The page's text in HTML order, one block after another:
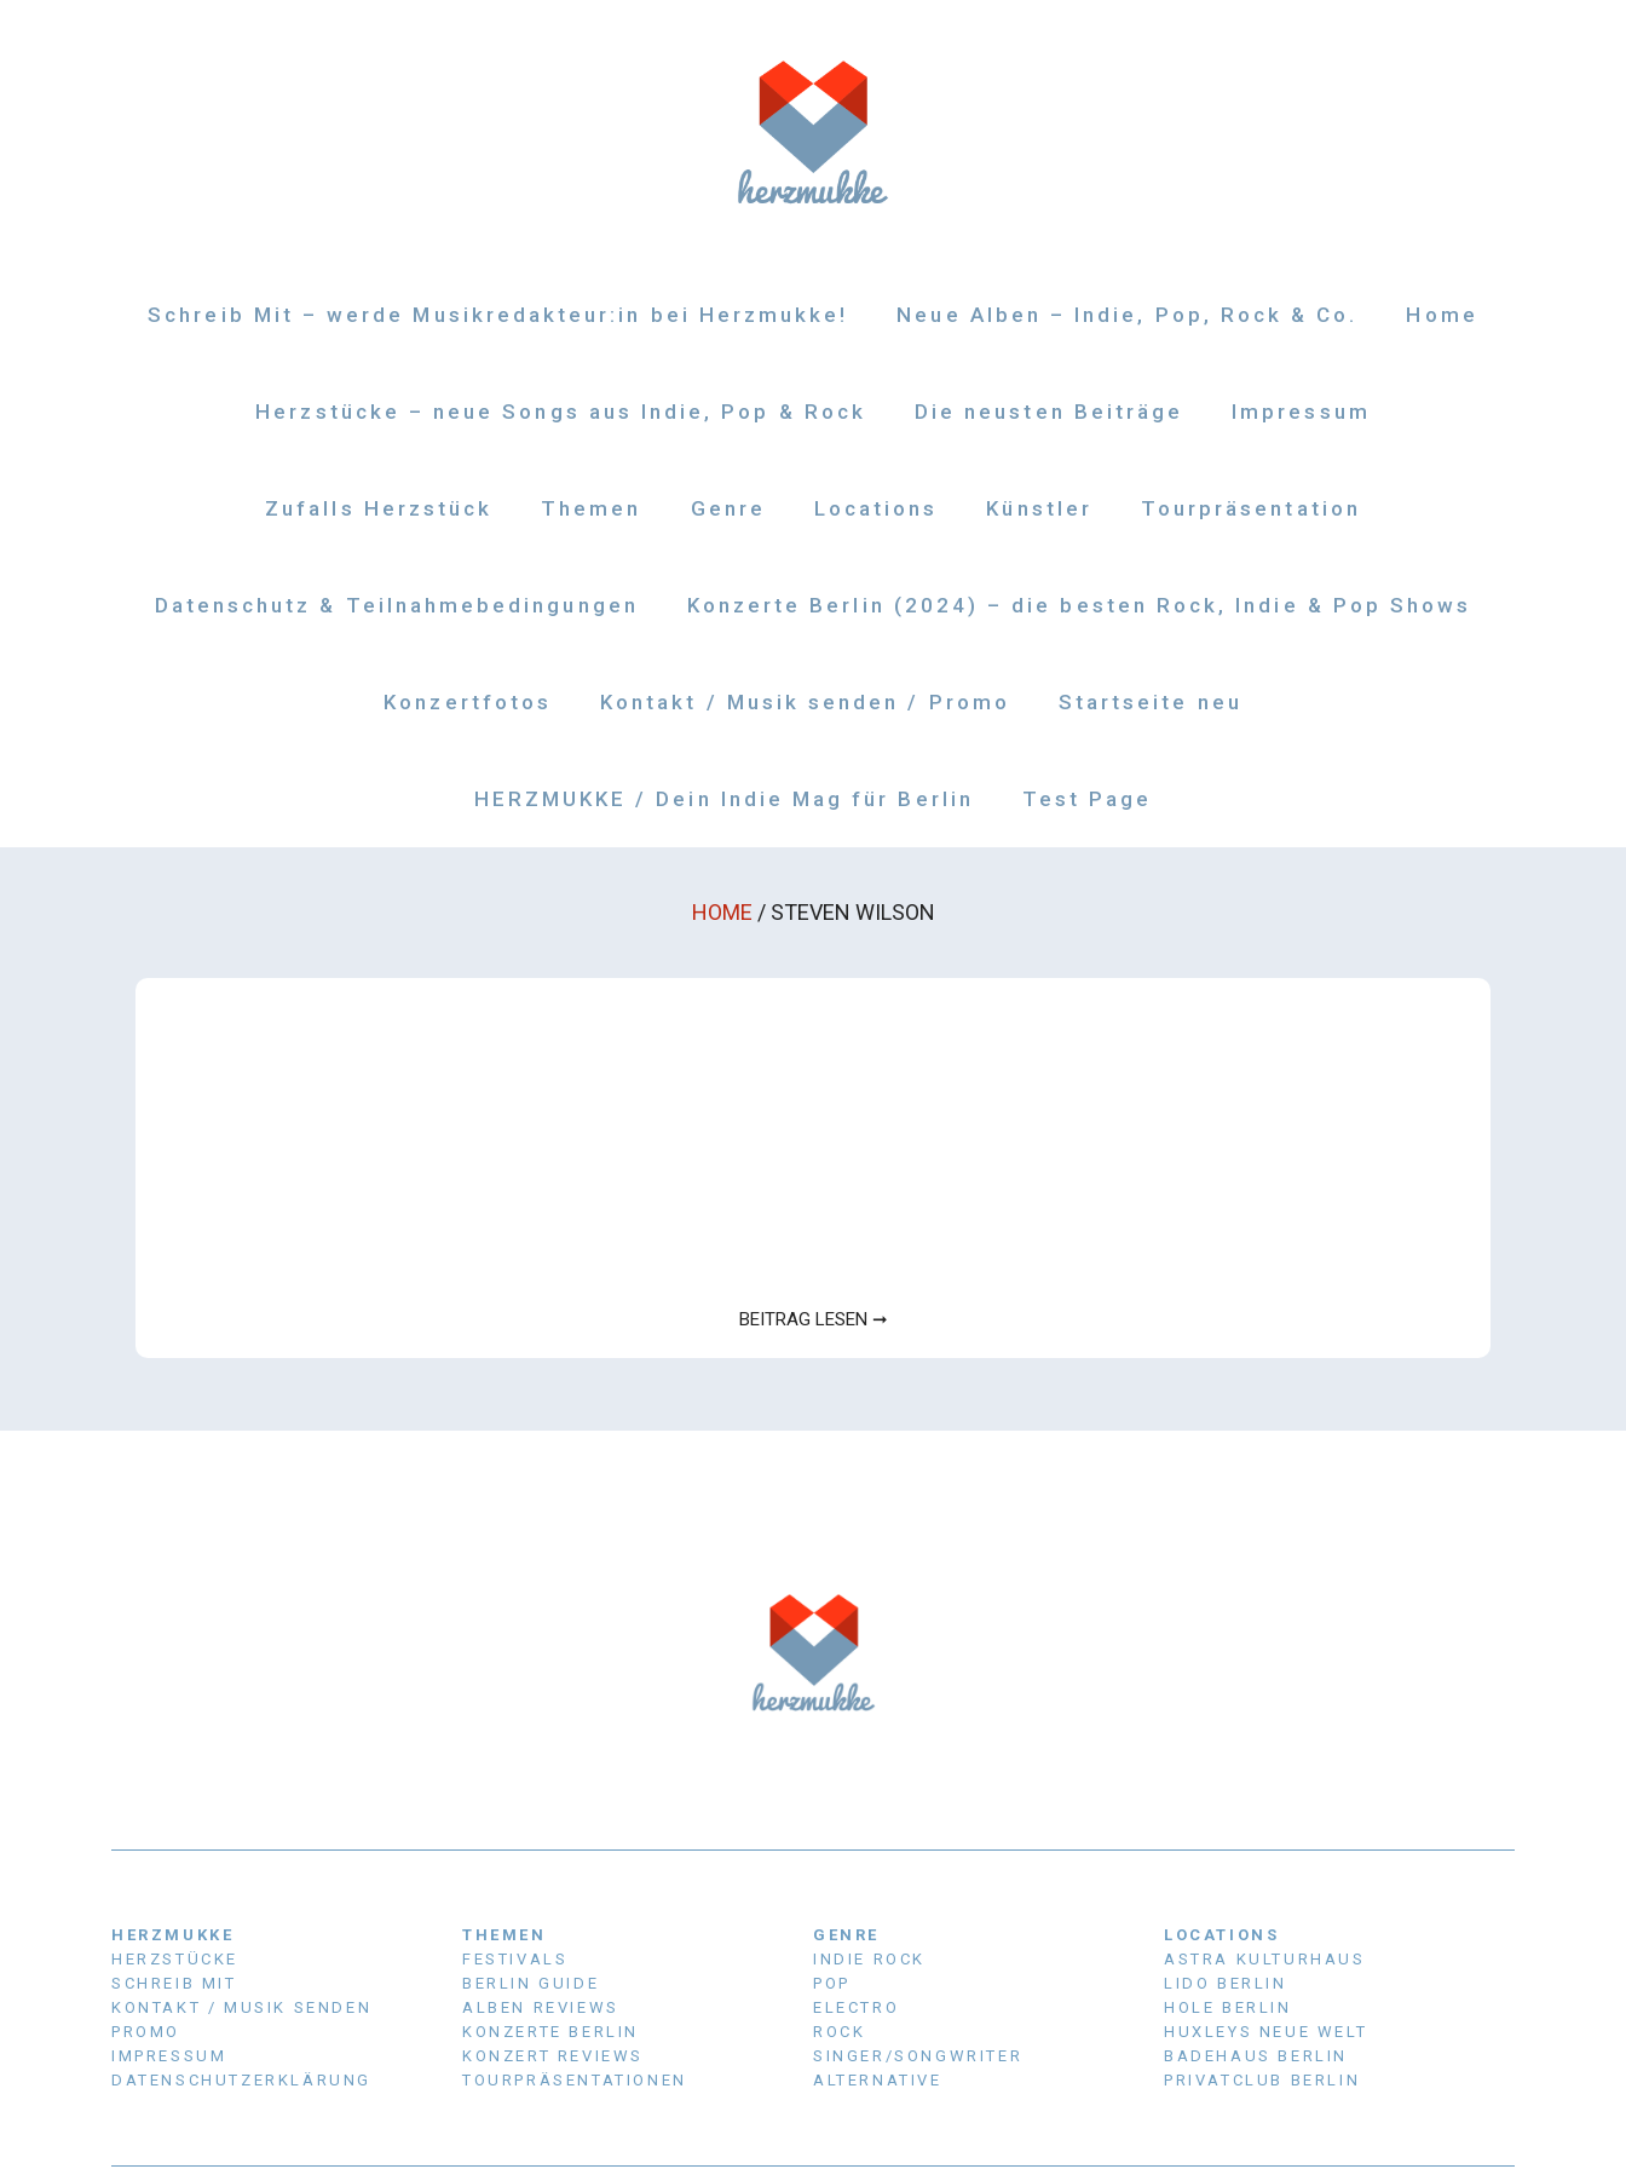
Schreib Mit – werde Musikredakteur:in bei Herzmukke! Neue Alben – Indie, Pop, Rock & Co. Home
Herzstücke – neue Songs aus Indie, Pop & Rock Die neusten Beiträge Impressum
Zufalls Herzstück Themen Genre Locations Künstler Tourpräsentation
Datenschutz & Teilnahmebedingungen Konzerte Berlin (2024) – die besten Rock, Indie & Pop Shows
Konzertfotos Kontakt / Musik senden / Promo Startseite neu
HERZMUKKE / Dein Indie Mag für Berlin Test Page
HOME /STEVEN WILSON
BEITRAG LESEN ➞
HERZMUKKE
HERZSTÜCKE
SCHREIB MIT
KONTAKT / MUSIK SENDEN
PROMO
IMPRESSUM
DATENSCHUTZERKLÄRUNG
THEMEN
FESTIVALS
BERLIN GUIDE
ALBEN REVIEWS
KONZERTE BERLIN
KONZERT REVIEWS
TOURPRÄSENTATIONEN
GENRE
INDIE ROCK
POP
ELECTRO
ROCK
SINGER/SONGWRITER
ALTERNATIVE
LOCATIONS
ASTRA KULTURHAUS
LIDO BERLIN
HOLE BERLIN
HUXLEYS NEUE WELT
BADEHAUS BERLIN
PRIVATCLUB BERLIN